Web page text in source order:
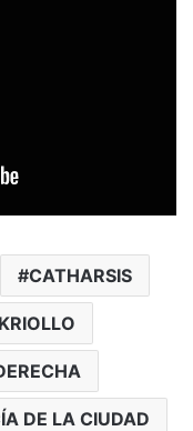
CATHARSIS
DE LA CIUDAD